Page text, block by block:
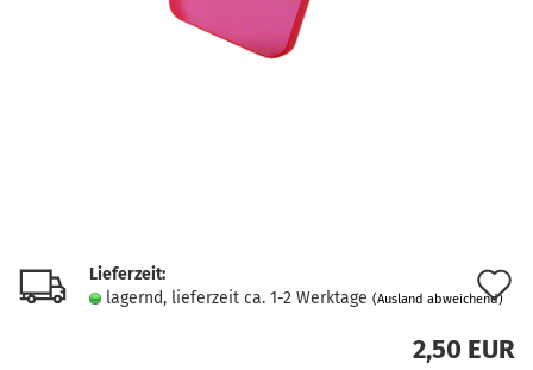
Lieferzeit:
lagernd, lieferzeit ca. 1-2 Werktage (Ausland abweichend)
2,50 EUR